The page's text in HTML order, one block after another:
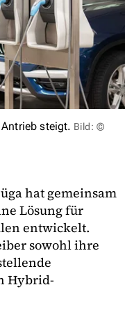
steigt. Bild: ©
hat gemeinsam
Lösung für
entwickelt.
sowohl ihre
Hybrid-